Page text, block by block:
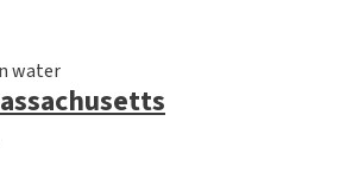
water